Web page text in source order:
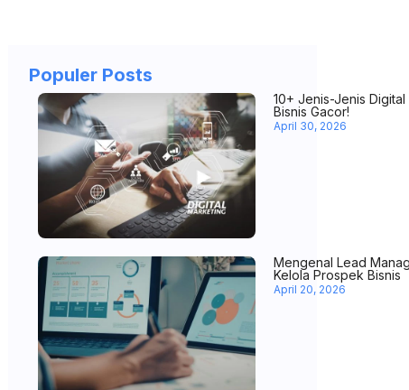
Populer Posts
10+ Jenis-Jenis
Bisnis Gacor!
April 30, 2026
Mengenal Lead
Kelola Prospek Bisnis
April 20, 2026